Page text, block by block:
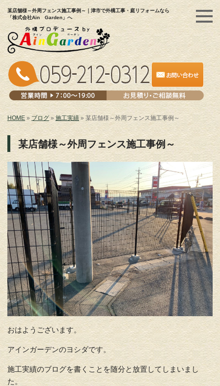
某店舗様～外周フェンス施工事例～｜津市で外構工事・庭リフォームなら
「株式会社Ain Garden」へ
HOME» ブログ» 施工実績 » 某店舗様～外周フェンス施工事例～
某店舗様～外周フェンス施工事例～
おはようございます。
アインガーデンのヨシダです。
施工実績のブログを書くことを随分と放置してしまいまし
た。